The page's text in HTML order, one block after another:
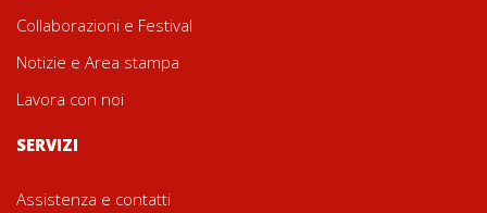
Collaborazioni e Festival
Notizie e Area stampa
Lavora con noi
SERVIZI
Assistenza e contatti